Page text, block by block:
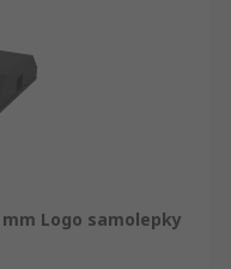
mm Logo samolepky